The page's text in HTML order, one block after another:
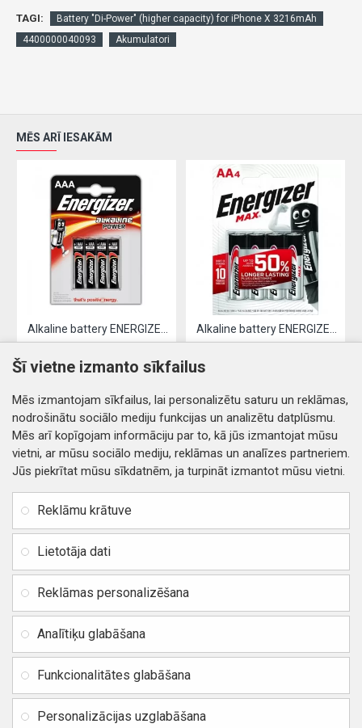
TAGI:
Battery "Di-Power" (higher capacity) for iPhone X 3216mAh
4400000040093
Akumulatori
MĒS ARĪ IESAKĀM
Kontakti
Distances līgums
Privātuma politika
Preču un naudas atgriešana
Piegādes un apmaksa
Vietnes karte
Rekvizīti
Jur. adrese: Zasulauka iela
Reģ. Nr. 40103717618,
BIC / SWIFT: HABALV22
TEl.: +371 20219155
E-pasts:info@mobipart.eu
Šī vietne izmanto sīkfailus
Mēs izmantojam sīkfailus, lai personalizētu saturu un reklāmas,
nodrošinātu sociālo mediju funkcijas un analizētu datplūsmu.
Mēs arī kopīgojam informāciju par to, kā jūs izmantojat mūsu
vietni, ar mūsu sociālo mediju, reklāmas un analīzes partneriem.
Jūs piekrītat mūsu sīkdatnēm, ja turpināt izmantot mūsu vietni.
Reklāmu krātuve
Lietotāja dati
Reklāmas personalizēšana
Analītiķu glabāšana
Funkcionalitātes glabāšana
Personalizācijas uzglabāšana